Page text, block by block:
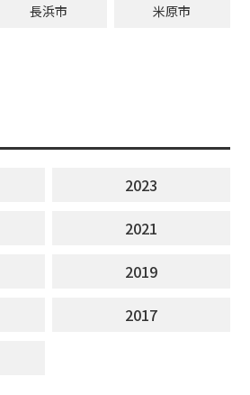
長浜市 米原市
2023
2021
2019
2017